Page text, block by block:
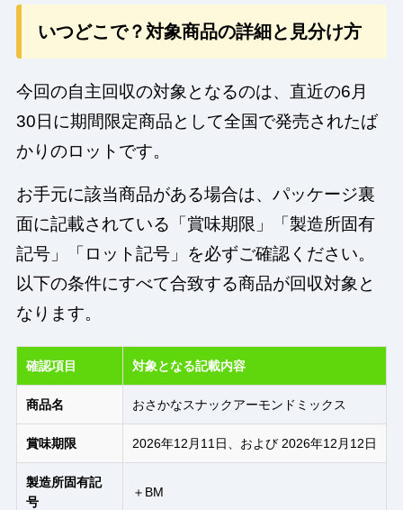
いつどこで？対象商品の詳細と見分け方
今回の自主回収の対象となるのは、直近の6月
30日に期間限定商品として全国で発売されたば
かりのロットです。
お手元に該当商品がある場合は、パッケージ裏
面に記載されている「賞味期限」「製造所固有
記号」「ロット記号」を必ずご確認ください。
以下の条件にすべて合致する商品が回収対象と
なります。
確認項目 対象となる記載内容
商品名 おさかなスナックアーモンドミックス
賞味期限 2026年12月11日、および 2026年12月12日
製造所固有記
号
＋BM